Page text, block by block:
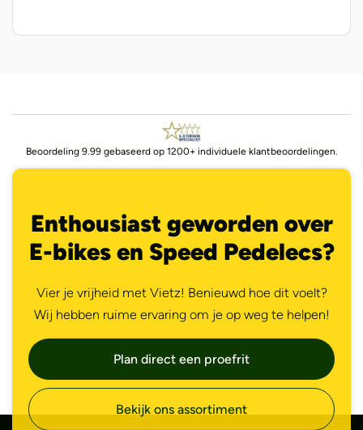
Beoordeling 9.99 gebaseerd op 1200+ individuele klantbeoordelingen.
Enthousiast geworden over
E-bikes en Speed Pedelecs?
Vier je vrijheid met Vietz! Benieuwd hoe dit voelt?
Wij hebben ruime ervaring om je op weg te helpen!
Plan direct een proefrit
Bekijk ons assortiment